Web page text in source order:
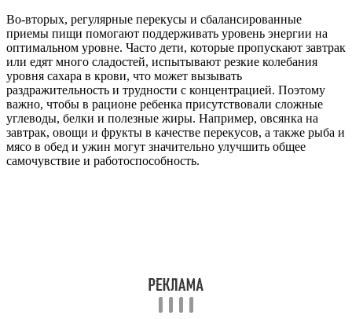
Во-вторых, регулярные перекусы и сбалансированные
приемы пищи помогают поддерживать уровень энергии на
оптимальном уровне. Часто дети, которые пропускают завтрак
или едят много сладостей, испытывают резкие колебания
уровня сахара в крови, что может вызывать
раздражительность и трудности с концентрацией. Поэтому
важно, чтобы в рационе ребенка присутствовали сложные
углеводы, белки и полезные жиры. Например, овсянка на
завтрак, овощи и фрукты в качестве перекусов, а также рыба и
мясо в обед и ужин могут значительно улучшить общее
самочувствие и работоспособность.